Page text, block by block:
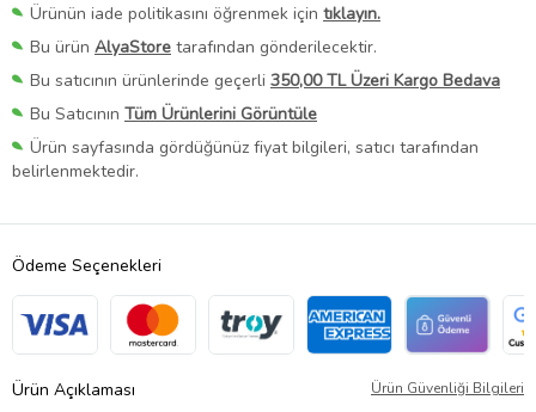
Ürünün iade politikasını öğrenmek için tıklayın.
Bu ürün AlyaStore tarafından gönderilecektir.
Bu satıcının ürünlerinde geçerli 350,00 TL Üzeri Kargo Bedava
Bu Satıcının Tüm Ürünlerini Görüntüle
Ürün sayfasında gördüğünüz fiyat bilgileri, satıcı tarafından
belirlenmektedir.
Ödeme Seçenekleri
Ürün Açıklaması Ürün Güvenliği Bilgileri